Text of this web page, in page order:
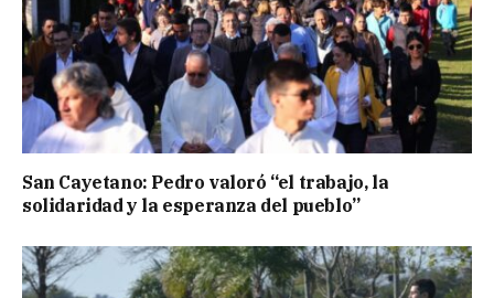
San Cayetano: Pedro valoró “el trabajo, la
solidaridad y la esperanza del pueblo”